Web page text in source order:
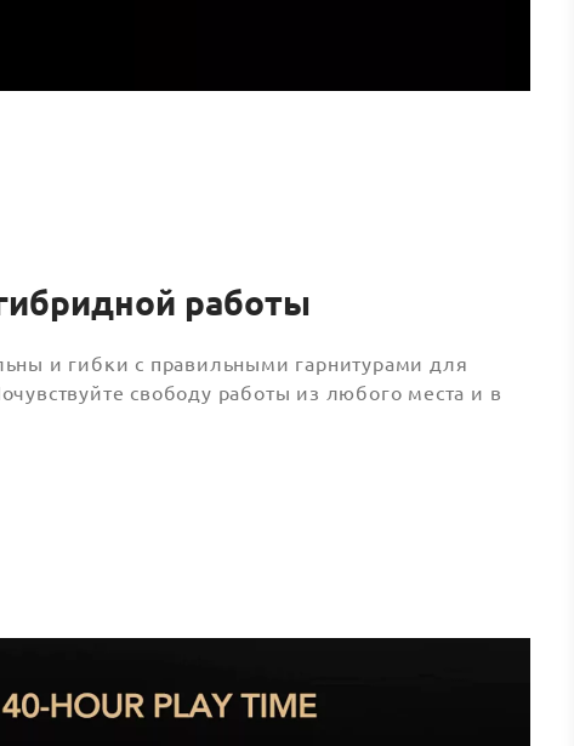
работы
и гибки с правильными гарнитурами для
свободу работы из любого места и в